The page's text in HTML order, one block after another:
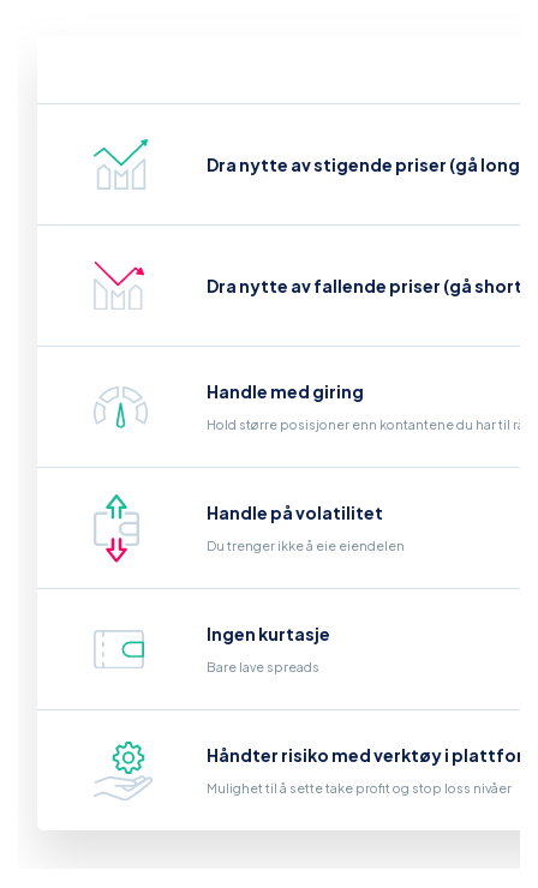
Dra nytte av stigende priser (gå long)
Dra nytte av fallende priser (gå short)
Handle med giring
Hold større posisjoner enn kontantene du har til
Handle på volatilitet
Du trenger ikke å eie eiendelen
Ingen kurtasje
Bare lave spreads
Håndter risiko med verktøy i
Mulighet til å sette take profit og stop loss nivåer